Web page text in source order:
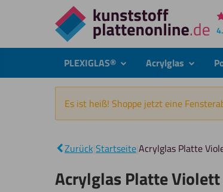
Direkt
zum
PLEXIGLAS® submenuAcrylglas submenu
Es ist heiß! Shoppe jetzt eine
Zurück StartseiteAcrylglas Platte
Acrylglas Platte